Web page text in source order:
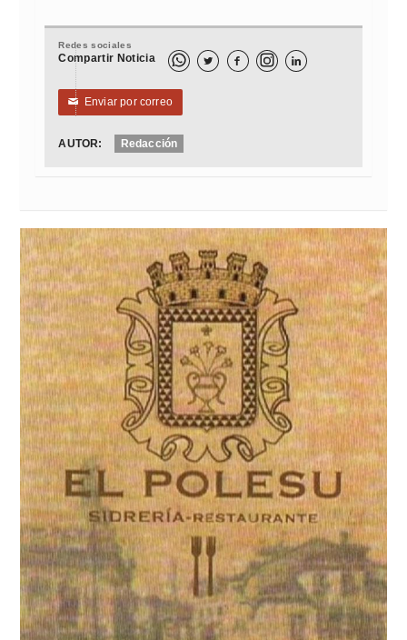
Redes sociales
Compartir Noticia   
✉ Enviar por correo
AUTOR: Redacción